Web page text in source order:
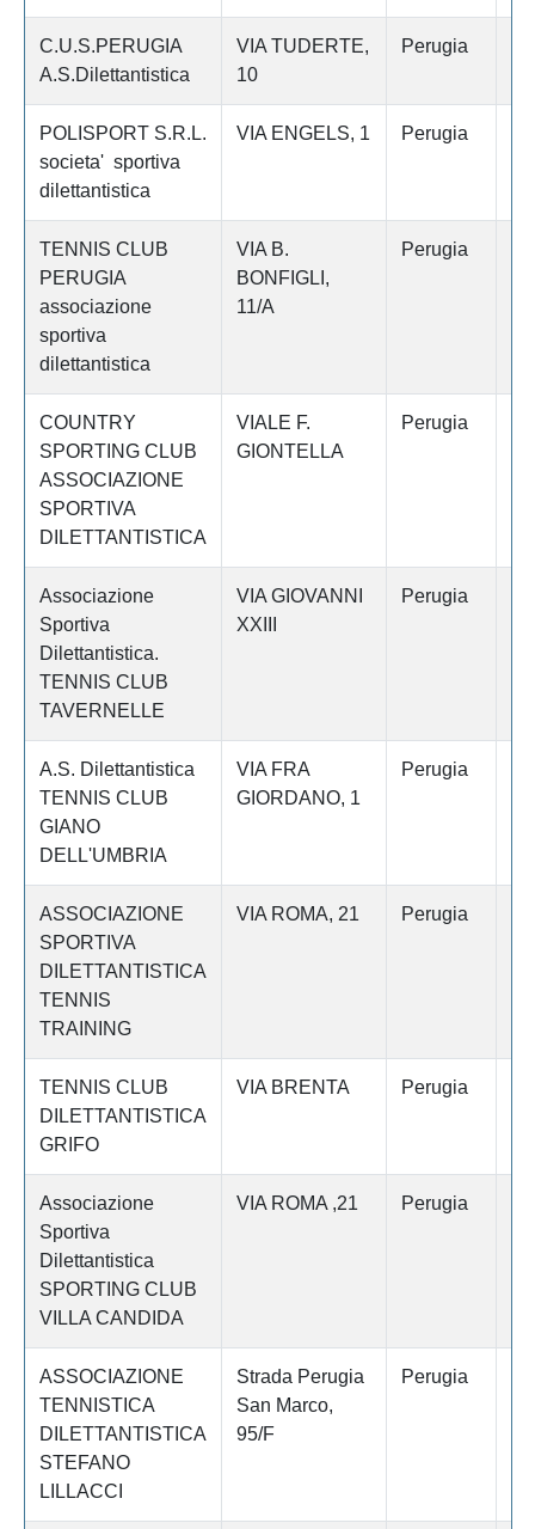
C.U.S.PERUGIA
A.S.Dilettantistica
VIA TUDERTE,
10
Perugia
POLISPORT S.R.L.
societa' sportiva
dilettantistica
VIA ENGELS, 1 Perugia
TENNIS CLUB
PERUGIA
associazione
sportiva
dilettantistica
VIA B.
BONFIGLI,
11/A
Perugia
COUNTRY
SPORTING CLUB
ASSOCIAZIONE
SPORTIVA
DILETTANTISTICA
VIALE F.
GIONTELLA
Perugia
Associazione
Sportiva
Dilettantistica.
TENNIS CLUB
TAVERNELLE
VIA GIOVANNI
XXIII
Perugia
A.S. Dilettantistica
TENNIS CLUB
GIANO
DELL'UMBRIA
VIA FRA
GIORDANO, 1
Perugia
ASSOCIAZIONE
SPORTIVA
DILETTANTISTICA
TENNIS
TRAINING
VIA ROMA, 21 Perugia
TENNIS CLUB
DILETTANTISTICA
GRIFO
VIA BRENTA Perugia
Associazione
Sportiva
Dilettantistica
SPORTING CLUB
VILLA CANDIDA
VIA ROMA ,21 Perugia
ASSOCIAZIONE
TENNISTICA
DILETTANTISTICA
STEFANO
LILLACCI
Strada Perugia
San Marco,
95/F
Perugia